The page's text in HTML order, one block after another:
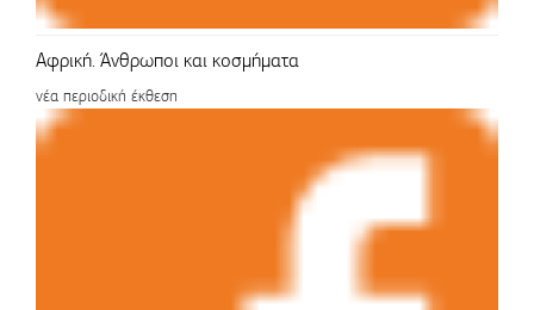
Αφρική. Άνθρωποι και κοσμήματα
νέα περιοδική έκθεση